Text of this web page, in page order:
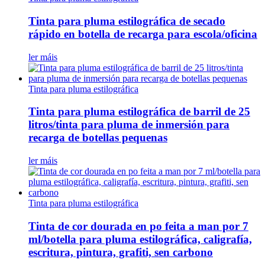
Tinta para pluma estilográfica de secado
rápido en botella de recarga para escola/oficina
ler máis
Tinta para pluma estilográfica
Tinta para pluma estilográfica de barril de 25
litros/tinta para pluma de inmersión para
recarga de botellas pequenas
ler máis
Tinta para pluma estilográfica
Tinta de cor dourada en po feita a man por 7
ml/botella para pluma estilográfica, caligrafía,
escritura, pintura, grafiti, sen carbono